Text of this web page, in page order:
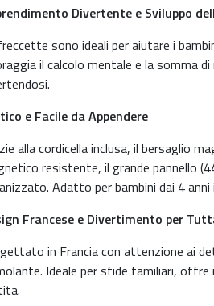
Divertente e Sviluppo
sono ideali per aiutare i
il calcolo mentale e la somma
e Facile da Appendere
alla cordicella inclusa, il bersaglio
resistente, il grande pannello
Adatto per bambini dai 4 anni
Francese e Divertimento per
in Francia con attenzione ai
Ideale per sfide familiari,